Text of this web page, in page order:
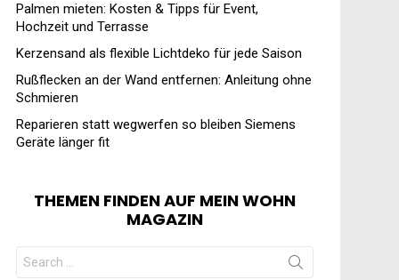
Palmen mieten: Kosten & Tipps für Event,
Hochzeit und Terrasse
Kerzensand als flexible Lichtdeko für jede Saison
Rußflecken an der Wand entfernen: Anleitung ohne
Schmieren
Reparieren statt wegwerfen so bleiben Siemens
Geräte länger fit
THEMEN FINDEN AUF MEIN WOHN
MAGAZIN
Search
for: